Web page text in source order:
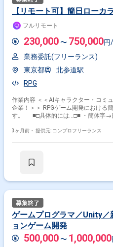
【リモート可】簡日ローカ
フルリモート
230,000 〜 750,000円
業務委託(フリーランス)
東京都
北参道駅
RPG
作業内容 ＜＜AIキャラクター・コミ
企業！＞＞ RPGゲーム開発における
す。 ■□具体的には…□■ ・簡体字→
てゲーム開発に携わりたい方 ・有名
3ヶ月前・ 提供元: コンプロフリーランス
ゲームプログラマ／Unity
ョンゲーム開発
500,000 〜 1,000,000